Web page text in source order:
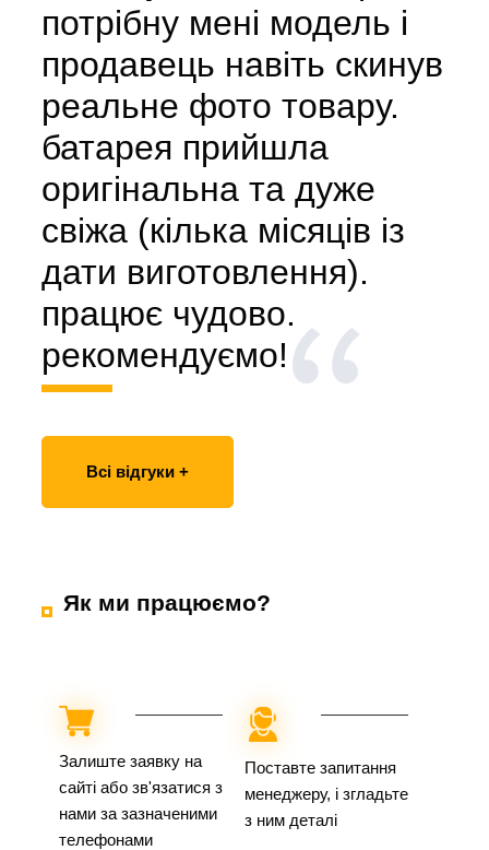
потрібну мені модель і
продавець навіть скинув
реальне фото товару.
батарея прийшла
оригінальна та дуже
свіжа (кілька місяців із
дати виготовлення).
працює чудово.
рекомендуємо!
Всі відгуки +
Як ми працюємо?
Залиште заявку на
сайті або зв'язатися з
нами за зазначеними
телефонами
Поставте запитання
менеджеру, і згладьте
з ним деталі